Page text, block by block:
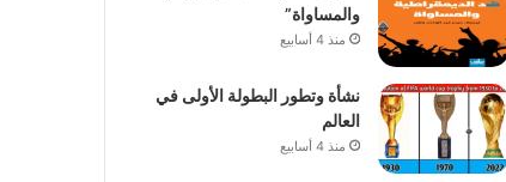
والمساواة”
منذ 4 أسابيع
نشأة وتطور البطولة الأولى في
العالم
منذ 4 أسابيع